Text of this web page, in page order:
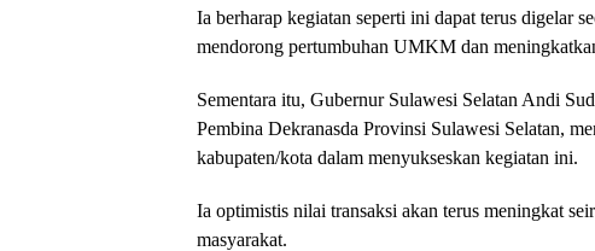
Ia berharap kegiatan seperti ini dapat terus digelar
mendorong pertumbuhan UMKM dan
Sementara itu, Gubernur Sulawesi Selatan Andi
Pembina Dekranasda Provinsi Sulawesi Selatan,
kabupaten/kota dalam menyukseskan kegiatan ini.
Ia optimistis nilai transaksi akan terus meningkat
masyarakat.